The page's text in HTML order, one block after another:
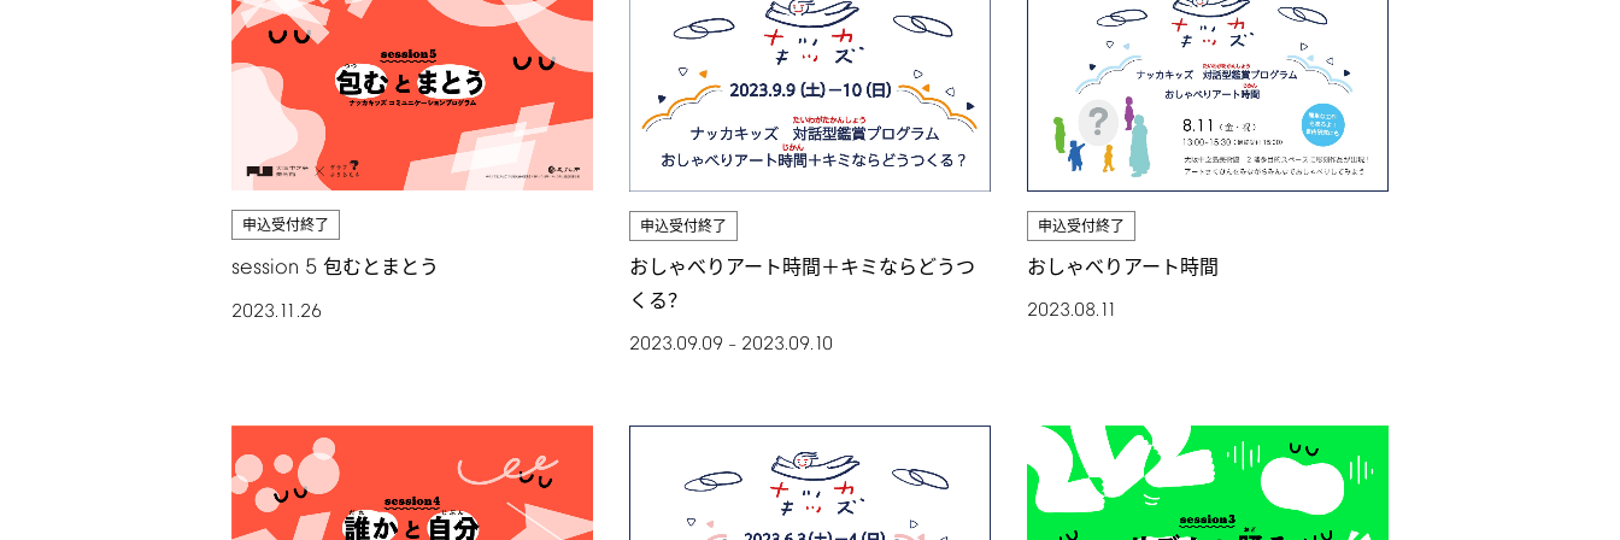
申込受付終了
session 5 包むとまとう
2023.11.26
申込受付終了
おしゃべりアート時間＋キミならどうつ
くる？
2023.09.09 – 2023.09.10
申込受付終了
おしゃべりアート時間
2023.08.11